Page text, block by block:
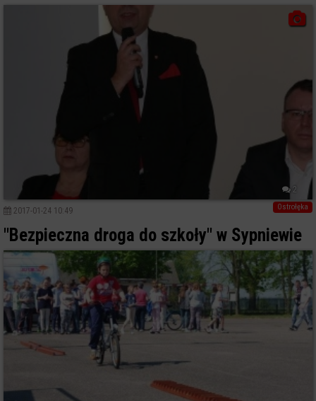
2
Ostrołęka
2017-01-24 10:49
"Bezpieczna droga do szkoły" w Sypniewie